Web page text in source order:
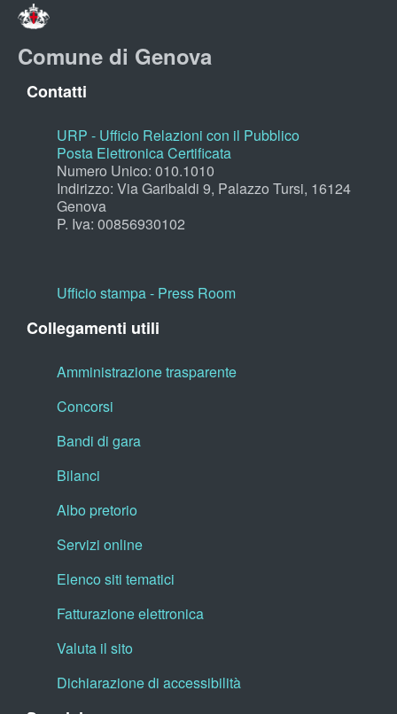
Comune di Genova
Contatti
URP - Ufficio Relazioni con il Pubblico
Posta Elettronica Certificata
Numero Unico: 010.1010
Indirizzo: Via Garibaldi 9, Palazzo Tursi, 16124
Genova
P. Iva: 00856930102
Ufficio stampa - Press Room
Collegamenti utili
Amministrazione trasparente
Concorsi
Bandi di gara
Bilanci
Albo pretorio
Servizi online
Elenco siti tematici
Fatturazione elettronica
Valuta il sito
Dichiarazione di accessibilità